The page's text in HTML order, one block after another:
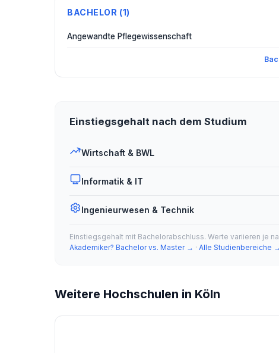
BACHELOR (1)
Angewandte Pflegewissenschaft
Einstiegsgehalt nach dem Studium
Wirtschaft & BWL
Informatik & IT
Ingenieurwesen & Technik
Einstiegsgehalt mit Bachelorabschluss. Werte variieren je
Akademiker? Bachelor vs. Master → · Alle Studienbereiche →
Weitere Hochschulen in Köln